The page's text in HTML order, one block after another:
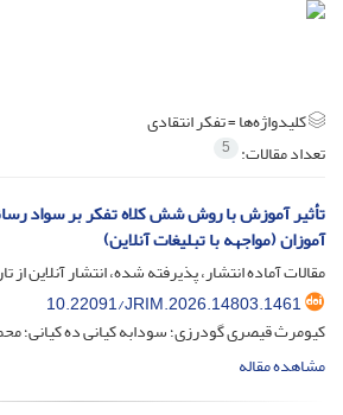
کلیدواژه‌ها =تفکر انتقادی
تعداد مقالات: 5
تأثیر آموزش با روش شش کلاه تفکر بر سواد
آموزان (مواجهه با تبلیغات آنلاین)
مقالات آماده انتشار، پذیرفته شده، انتشار آنلاین از
10.22091/JRIM.2026.14803.1461
کیومرث قیصری گودرزی؛ سودابه کیانی ده کیانی؛
مشاهده مقاله